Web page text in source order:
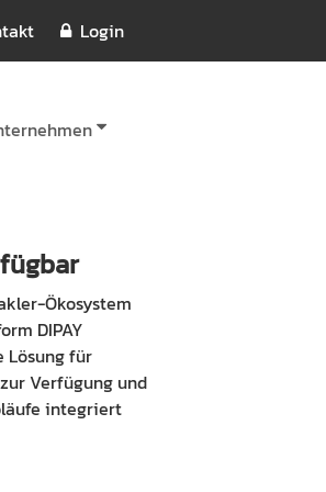
Login
Ökosystem
DIPAY
Lösung für
Verfügung und
integriert